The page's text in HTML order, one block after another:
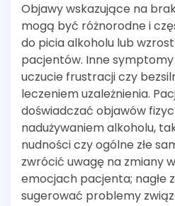
Objawy wskazujące na
mogą być różnorodne i
do picia alkoholu lub
pacjentów. Inne
uczucie frustracji czy
leczeniem uzależnienia.
doświadczać objawów
nadużywaniem alkoholu,
nudności czy ogólne złe
zwrócić uwagę na zmiany
emocjach pacjenta; nagłe
sugerować problemy